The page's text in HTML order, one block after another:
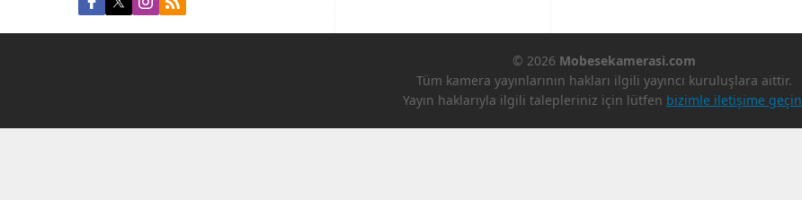
© 2026 Mobesekamerasi.com
Tüm kamera yayınlarının hakları ilgili yayıncı kuruluşlara aittir.
Yayın haklarıyla ilgili talepleriniz için lütfen bizimle iletişime geçin